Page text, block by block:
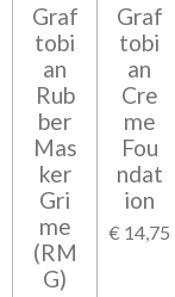
Graf
tobi
an
Rub
ber
Mas
ker
Gri
me
(RM
G)
Graf
tobi
an
Cre
me
Fou
ndat
ion
€ 14,75